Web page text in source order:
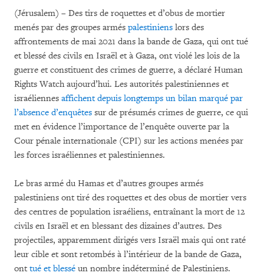
(Jérusalem) – Des tirs de roquettes et d’obus de mortier
menés par des groupes armés palestiniens lors des
affrontements de mai 2021 dans la bande de Gaza, qui ont tué
et blessé des civils en Israël et à Gaza, ont violé les lois de la
guerre et constituent des crimes de guerre, a déclaré Human
Rights Watch aujourd’hui. Les autorités palestiniennes et
israéliennes affichent depuis longtemps un bilan marqué par
l’absence d’enquêtes sur de présumés crimes de guerre, ce qui
met en évidence l’importance de l’enquête ouverte par la
Cour pénale internationale (CPI) sur les actions menées par
les forces israéliennes et palestiniennes.
Le bras armé du Hamas et d’autres groupes armés
palestiniens ont tiré des roquettes et des obus de mortier vers
des centres de population israéliens, entraînant la mort de 12
civils en Israël et en blessant des dizaines d’autres. Des
projectiles, apparemment dirigés vers Israël mais qui ont raté
leur cible et sont retombés à l’intérieur de la bande de Gaza,
ont tué et blessé un nombre indéterminé de Palestiniens.